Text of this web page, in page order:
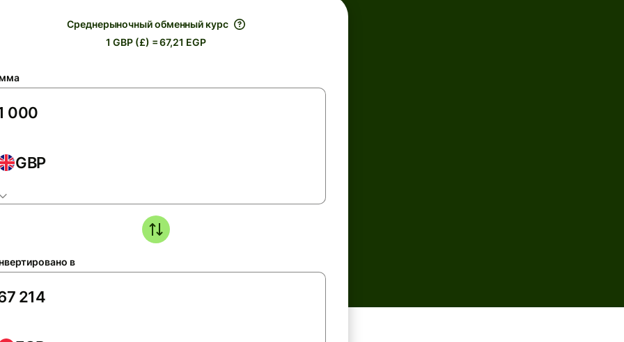
Среднерыночный обменный курс
1 GBP (£) = 67,21 EGP
GBP
в